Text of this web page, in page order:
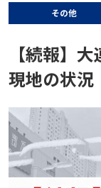
その他
【続報】
現地の状況